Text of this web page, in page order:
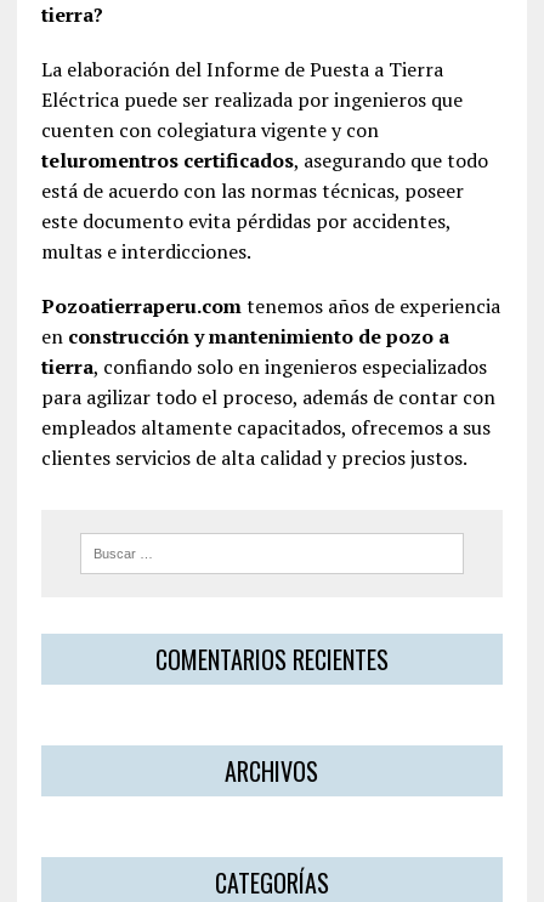
tierra?
La elaboración del Informe de Puesta a Tierra
Eléctrica puede ser realizada por ingenieros que
cuenten con colegiatura vigente y con
teluromentros certificados, asegurando que todo
está de acuerdo con las normas técnicas, poseer
este documento evita pérdidas por accidentes,
multas e interdicciones.
Pozoatierraperu.comtenemos años de experiencia
en construcción y mantenimiento de pozo a
tierra, confiando solo en ingenieros especializados
para agilizar todo el proceso, además de contar con
empleados altamente capacitados, ofrecemos a sus
clientes servicios de alta calidad y precios justos.
COMENTARIOS RECIENTES
ARCHIVOS
CATEGORÍAS